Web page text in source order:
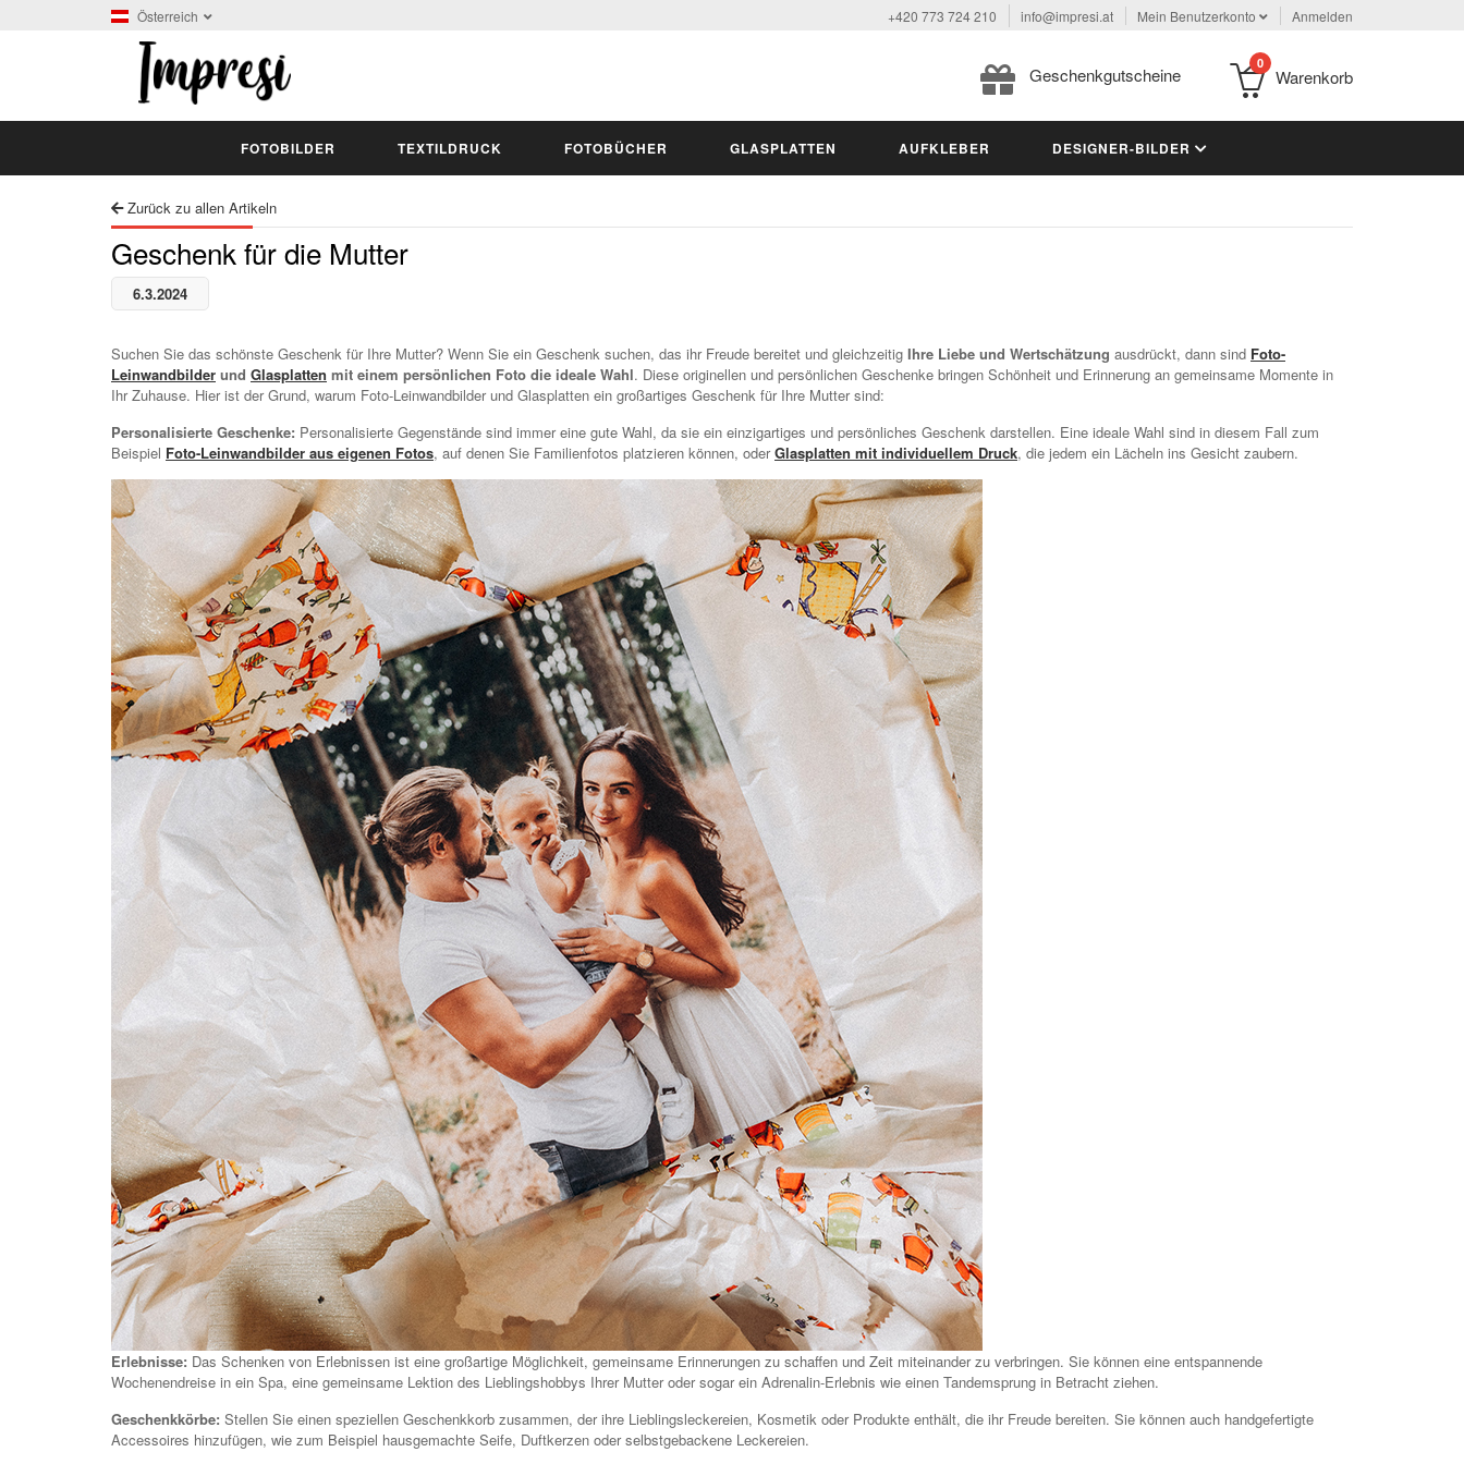
Österreich +420 773 724 210 info@impresi.at Mein Benutzerkonto Anmelden
Geschenkgutscheine
0
Warenkorb
FOTOBILDER TEXTILDRUCK FOTOBÜCHER GLASPLATTEN AUFKLEBER DESIGNER-BILDER
Zurück zu allen Artikeln
Geschenk für die Mutter
6.3.2024
Suchen Sie das schönste Geschenk für Ihre Mutter? Wenn Sie ein Geschenk suchen, das ihr Freude bereitet und gleichzeitig Ihre Liebe und Wertschätzung ausdrückt, dann sind Foto-
Leinwandbilder und Glasplatten mit einem persönlichen Foto die ideale Wahl. Diese originellen und persönlichen Geschenke bringen Schönheit und Erinnerung an gemeinsame Momente in
Ihr Zuhause. Hier ist der Grund, warum Foto-Leinwandbilder und Glasplatten ein großartiges Geschenk für Ihre Mutter sind:
Personalisierte Geschenke: Personalisierte Gegenstände sind immer eine gute Wahl, da sie ein einzigartiges und persönliches Geschenk darstellen. Eine ideale Wahl sind in diesem Fall zum
Beispiel Foto-Leinwandbilder aus eigenen Fotos, auf denen Sie Familienfotos platzieren können, oderGlasplatten mit individuellem Druck, die jedem ein Lächeln ins Gesicht zaubern.
Erlebnisse: Das Schenken von Erlebnissen ist eine großartige Möglichkeit, gemeinsame Erinnerungen zu schaffen und Zeit miteinander zu verbringen. Sie können eine entspannende
Wochenendreise in ein Spa, eine gemeinsame Lektion des Lieblingshobbys Ihrer Mutter oder sogar ein Adrenalin-Erlebnis wie einen Tandemsprung in Betracht ziehen.
Geschenkkörbe: Stellen Sie einen speziellen Geschenkkorb zusammen, der ihre Lieblingsleckereien, Kosmetik oder Produkte enthält, die ihr Freude bereiten. Sie können auch handgefertigte
Accessoires hinzufügen, wie zum Beispiel hausgemachte Seife, Duftkerzen oder selbstgebackene Leckereien.